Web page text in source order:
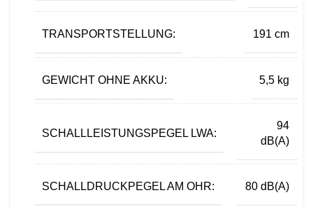
TRANSPORTSTELLUNG: 191 cm
GEWICHT OHNE AKKU: 5,5 kg
SCHALLLEISTUNGSPEGEL LWA:
94
dB(A)
SCHALLDRUCKPEGEL AM OHR: 80 dB(A)